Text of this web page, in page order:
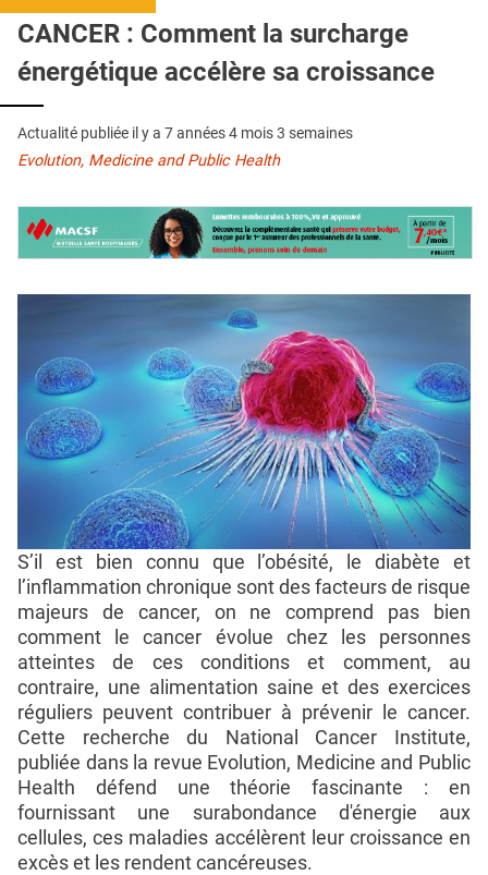
CONTACT
CANCER : Comment la surcharge
énergétique accélère sa croissance
Actualité publiée il y a 7 années 4 mois 3 semaines
Evolution, Medicine and Public Health
S’il est bien connu que l’obésité, le diabète et
l’inflammation chronique sont des facteurs de risque
majeurs de cancer, on ne comprend pas bien
comment le cancer évolue chez les personnes
atteintes de ces conditions et comment, au
contraire, une alimentation saine et des exercices
réguliers peuvent contribuer à prévenir le cancer.
Cette recherche du National Cancer Institute,
publiée dans la revue Evolution, Medicine and Public
Health défend une théorie fascinante : en
fournissant une surabondance d'énergie aux
cellules, ces maladies accélèrent leur croissance en
excès et les rendent cancéreuses.